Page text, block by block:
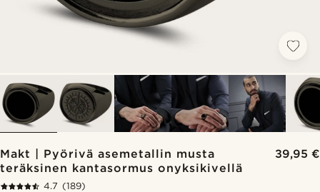
Makt | Pyörivä asemetallin musta
teräksinen kantasormus onyksikivellä
39,95 €
4.7 (189)